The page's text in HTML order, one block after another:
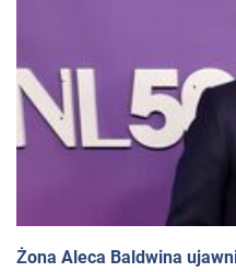
Żona Aleca Baldwina